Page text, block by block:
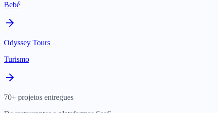
Bebé
Odyssey Tours
Turismo
70+ projetos entregues